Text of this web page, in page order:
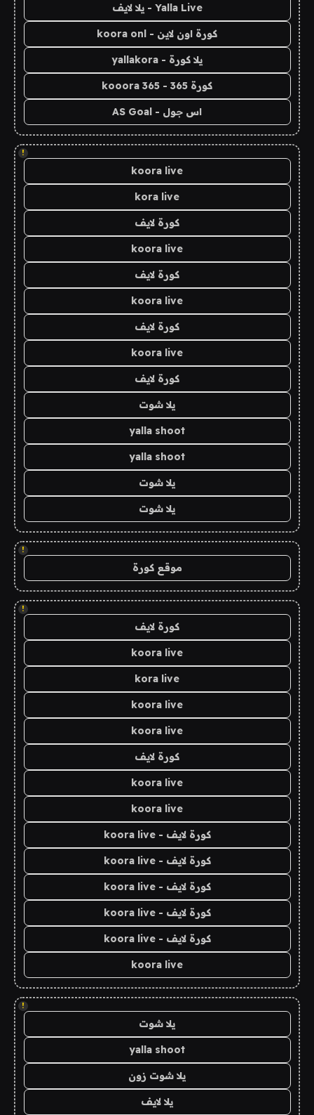
Yalla Live - يلا لايف
كورة اون لاين - koora onl
يلا كورة - yallakora
كورة 365 - kooora 365
اس جول - AS Goal
!
koora live
kora live
كورة لايف
koora live
كورة لايف
koora live
كورة لايف
koora live
كورة لايف
يلا شوت
yalla shoot
yalla shoot
يلا شوت
يلا شوت
!
موقع كورة
!
كورة لايف
koora live
kora live
koora live
koora live
كورة لايف
koora live
koora live
كورة لايف - koora live
كورة لايف - koora live
كورة لايف - koora live
كورة لايف - koora live
كورة لايف - koora live
koora live
!
يلا شوت
yalla shoot
يلا شوت زون
يلا لايف